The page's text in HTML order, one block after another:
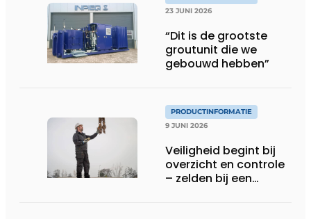
23 JUNI 2026
“Dit is de grootste
groutunit die we
gebouwd hebben”
PRODUCTINFORMATIE
9 JUNI 2026
Veiligheid begint bij
overzicht en controle
– zelden bij een